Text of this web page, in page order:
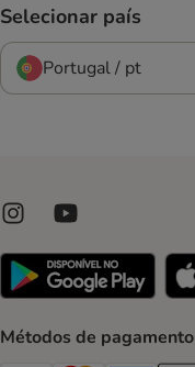
Selecionar país
Portugal / pt
Métodos de pagamento